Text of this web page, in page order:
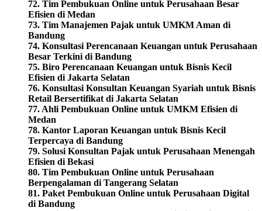
72. Tim Pembukuan Online untuk Perusahaan Besar
Efisien di Medan
73. Tim Manajemen Pajak untuk UMKM Aman di
Bandung
74. Konsultasi Perencanaan Keuangan untuk Perusahaan
Besar Terkini di Bandung
75. Biro Perencanaan Keuangan untuk Bisnis Kecil
Efisien di Jakarta Selatan
76. Konsultasi Konsultan Keuangan Syariah untuk Bisnis
Retail Bersertifikat di Jakarta Selatan
77. Ahli Pembukuan Online untuk UMKM Efisien di
Medan
78. Kantor Laporan Keuangan untuk Bisnis Kecil
Terpercaya di Bandung
79. Solusi Konsultan Pajak untuk Perusahaan Menengah
Efisien di Bekasi
80. Tim Pembukuan Online untuk Perusahaan
Berpengalaman di Tangerang Selatan
81. Paket Pembukuan Online untuk Perusahaan Digital
di Bandung